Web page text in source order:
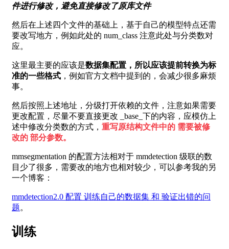
件进行修改，避免直接修改了原库文件
然后在上述四个文件的基础上，基于自己的模型特点还需
要改写地方，例如此处的 num_class 注意此处与分类数对
应。
这里最主要的应该是数据集配置，所以应该提前转换为标
准的一些格式 ，例如官方文档中提到的，会减少很多麻烦
事。
然后按照上述地址，分级打开依赖的文件，注意如果需要
更改配置，尽量不要直接更改 _base_下的内容，应模仿上
述中修改分类数的方式， 重写原结构文件中的 需要被修
改的 部分参数。
mmsegmentation 的配置方法相对于 mmdetection 级联的数
目少了很多，需要改的地方也相对较少，可以参考我的另
一个博客：
mmdetection2.0 配置 训练自己的数据集 和 验证出错的问
题。
训练